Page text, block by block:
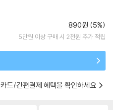
890원 (5%)
5만원 이상 구매 시 2천원 추가 적립
카드/간편결제 혜택을 확인하세요